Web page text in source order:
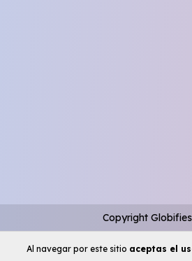
Al navegar por este sitio aceptas el
Copyright